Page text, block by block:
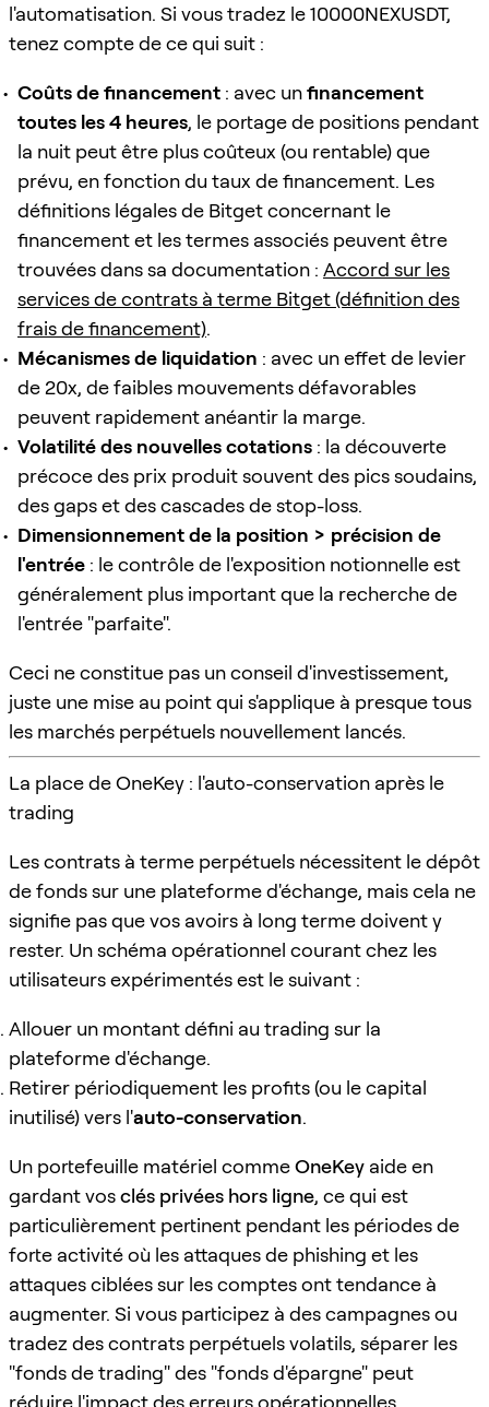
l'automatisation. Si vous tradez le 10000NEXUSDT,
tenez compte de ce qui suit :
Coûts de financement : avec unfinancement
toutes les 4 heures, le portage de positions pendant
la nuit peut être plus coûteux (ou rentable) que
prévu, en fonction du taux de financement. Les
définitions légales de Bitget concernant le
financement et les termes associés peuvent être
trouvées dans sa documentation : Accord sur les
services de contrats à terme Bitget (définition des
frais de financement).
Mécanismes de liquidation : avec un effet de levier
de 20x, de faibles mouvements défavorables
peuvent rapidement anéantir la marge.
Volatilité des nouvelles cotations : la découverte
précoce des prix produit souvent des pics soudains,
des gaps et des cascades de stop-loss.
Dimensionnement de la position > précision de
l'entrée : le contrôle de l'exposition notionnelle est
généralement plus important que la recherche de
l'entrée "parfaite".
Ceci ne constitue pas un conseil d'investissement,
juste une mise au point qui s'applique à presque tous
les marchés perpétuels nouvellement lancés.
La place de OneKey : l'auto-conservation après le
trading
Les contrats à terme perpétuels nécessitent le dépôt
de fonds sur une plateforme d'échange, mais cela ne
signifie pas que vos avoirs à long terme doivent y
rester. Un schéma opérationnel courant chez les
utilisateurs expérimentés est le suivant :
Allouer un montant défini au trading sur la
plateforme d'échange.
Retirer périodiquement les profits (ou le capital
inutilisé) vers l'auto-conservation.
Un portefeuille matériel commeOneKey aide en
gardant vosclés privées hors ligne, ce qui est
particulièrement pertinent pendant les périodes de
forte activité où les attaques de phishing et les
attaques ciblées sur les comptes ont tendance à
augmenter. Si vous participez à des campagnes ou
tradez des contrats perpétuels volatils, séparer les
"fonds de trading" des "fonds d'épargne" peut
réduire l'impact des erreurs opérationnelles.